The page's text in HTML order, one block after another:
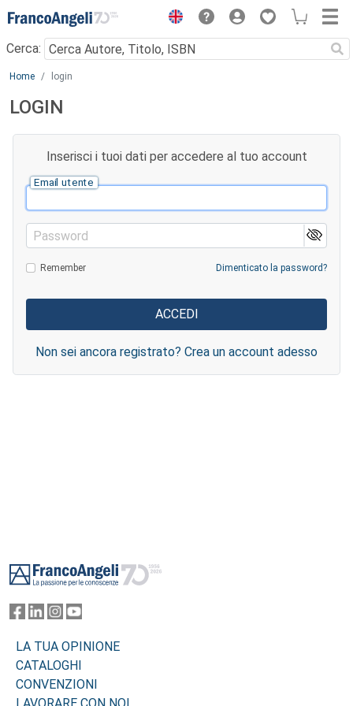
Menu
Cerca:
Main content
Home login
LOGIN
Inserisci i tuoi dati per accedere al tuo account
Email utente
Password
Remember Dimenticato la password?
Non sei ancora registrato? Crea un account adesso
LA TUA OPINIONE
CATALOGHI
CONVENZIONI